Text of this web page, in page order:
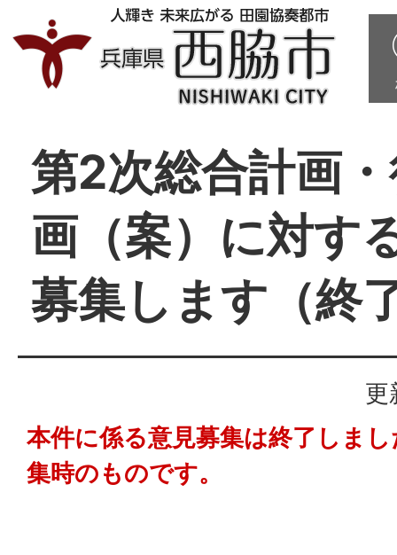
第2次総合計画
画（案）に対す
募集します（終
更
本件に係る意見募集は終了しま
集時のものです。